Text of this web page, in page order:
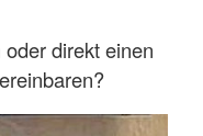
direkt einen